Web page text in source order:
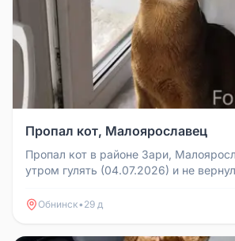
Пропал кот, Малоярославец
Пропал кот в районе Зари,
утром гулять (04.07.2026) и не
Обнинск• 29 д